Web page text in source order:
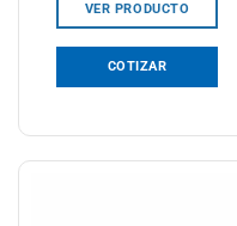
VER PRODUCTO
COTIZAR